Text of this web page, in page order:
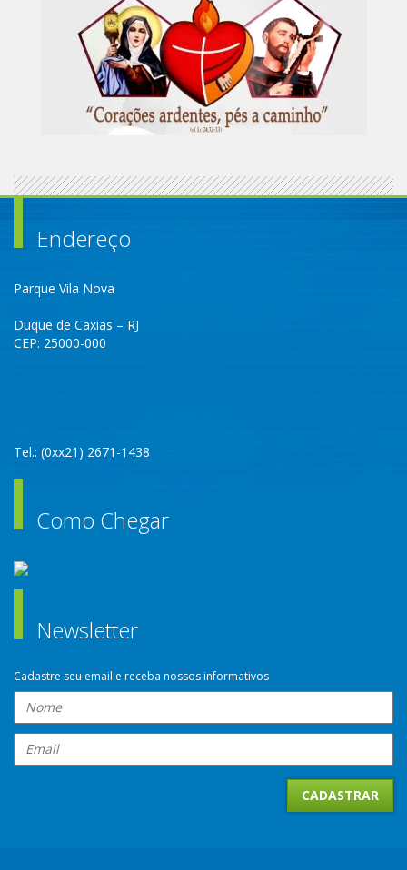
Endereço
Parque Vila Nova
Duque de Caxias – RJ
CEP: 25000-000
Tel.: (0xx21) 2671-1438
Como Chegar
Newsletter
Cadastre seu email e receba nossos informativos